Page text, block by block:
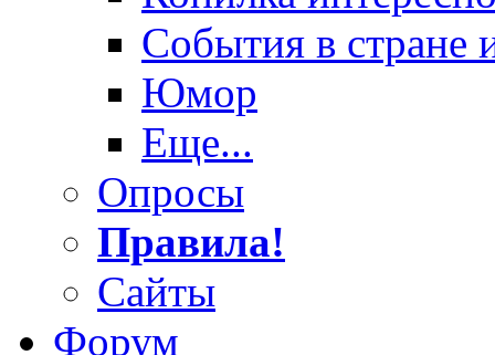
События в стране
Юмор
Еще...
Опросы
Правила!
Сайты
Форум